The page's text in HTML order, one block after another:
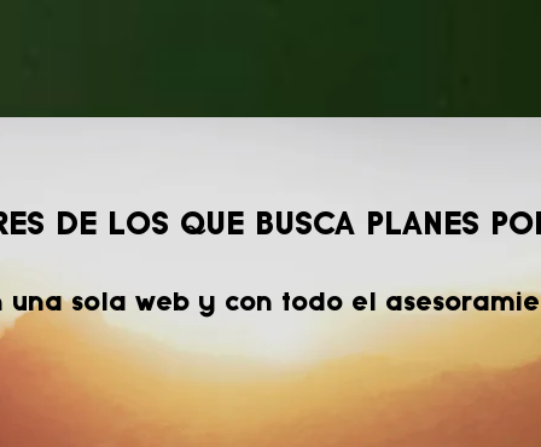
DE LOS QUE BUSCA PLANES
una sola web y con todo el